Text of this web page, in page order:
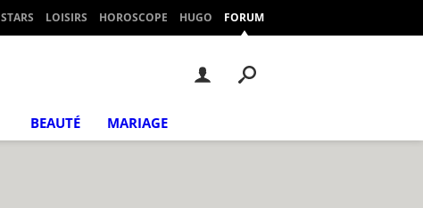
STARS LOISIRS HOROSCOPE HUGO FORUM
BEAUTÉ MARIAGE